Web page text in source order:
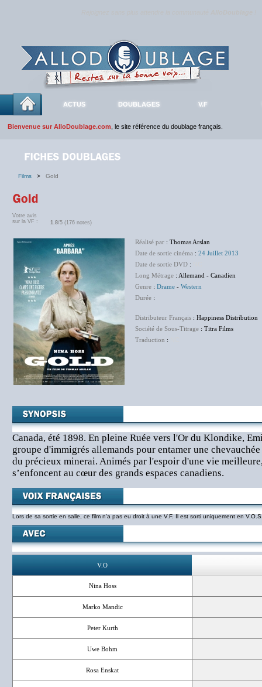
ACTUS DOUBLAGES V.F
Bienvenue sur AlloDoublage.com , le site référence du doublage français.
Films > Gold
Votre avis
sur la VF :
1.8/5 (176 notes)
Réalisé par : Thomas Arslan
Date de sortie cinéma : 24 Juillet 2013
Date de sortie DVD :
Long Métrage : Allemand - Canadien
Genre : Drame - Western
Durée :
Distributeur Français : Happiness Distribution
Société de Sous-Titrage : Titra Films
Traduction :
Canada, été 1898. En pleine Ruée vers l'Or du Klondike,
groupe d'immigrés allemands pour entamer une
du précieux minerai. Animés par l'espoir d'une vie
s’enfoncent au cœur des grands espaces canadiens.
Lors de sa sortie en salle, ce film n'a pas eu droit à une V.F. Il est sorti uniquement en
V.O
Nina Hoss
Marko Mandic
Peter Kurth
Uwe Bohm
Rosa Enskat